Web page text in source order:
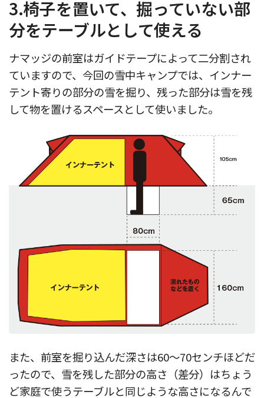
3.椅子を置いて、掘っていない部
分をテーブルとして使える
ナマッジの前室はガイドテープによって二分割され
ていますので、今回の雪中キャンプでは、インナー
テント寄りの部分の雪を掘り、残った部分は雪を残
して物を置けるスペースとして使いました。
また、前室を掘り込んだ深さは60〜70センチほどだ
ったので、雪を残した部分の高さ（差分）はちょう
ど家庭で使うテーブルと同じような高さになるんで